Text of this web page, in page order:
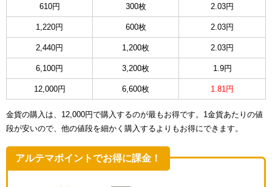
610円 300枚 2.03円
1,220円 600枚 2.03円
2,440円 1,200枚 2.03円
6,100円 3,200枚 1.9円
12,000円 6,600枚 1.81円
金貨の購入は、12,000円で購入するのが最もお得です。1金貨あたりの値
段が安いので、他の値段を細かく購入するよりもお得にできます。
アルテマポイントでお得に課金！